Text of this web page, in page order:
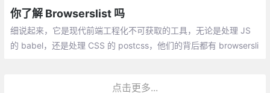
的？
你了解 Browserslist 吗
细说起来，它是现代前端工程化不可获取的工具，无论是处理 JS
的 babel，还是处理 CSS 的 postcss，他们的背后都有 browsersli
点击更多...